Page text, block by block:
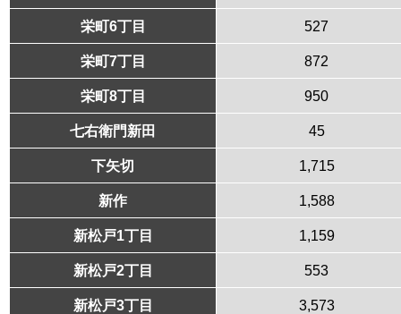
栄町6丁目 527
栄町7丁目 872
栄町8丁目 950
七右衛門新田 45
下矢切 1,715
新作 1,588
新松戸1丁目 1,159
新松戸2丁目 553
新松戸3丁目 3,573